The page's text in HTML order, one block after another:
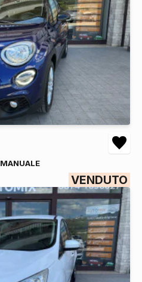
MANUALE
VENDUTO